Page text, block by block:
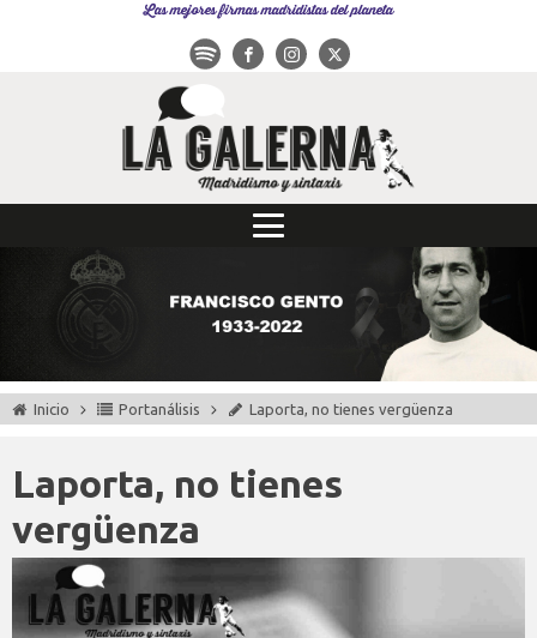
Las mejores firmas madridistas del planeta
Inicio Portanálisis Laporta, no tienes vergüenza
Laporta, no tienes
vergüenza